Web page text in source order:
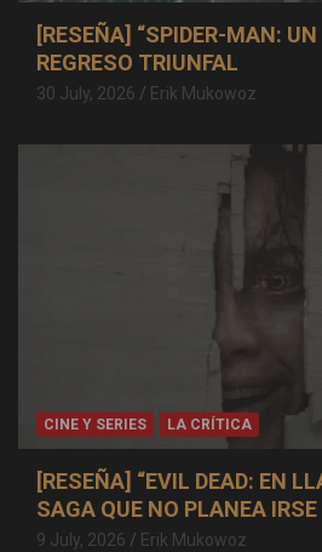
[RESEÑA] “SPIDER-MAN:
REGRESO TRIUNFAL
30 July, 2026 Erik Mukowoz
CINE Y SERIES LA CRÍTICA
[RESEÑA] “EVIL DEAD: EN
SAGA QUE NO PLANEA
9 July, 2026 Erik Mukowoz